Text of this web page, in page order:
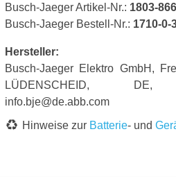
Busch-Jaeger Artikel-Nr.: 1803-866
Busch-Jaeger Bestell-Nr.: 1710-0-
Hersteller:
Busch-Jaeger Elektro GmbH,
LÜDENSCHEID, DE,
info.bje@de.abb.com
Hinweise zur Batterie- und